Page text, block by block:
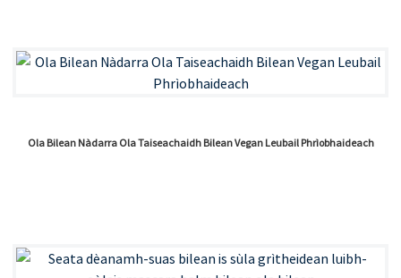
Ola Bilean Nàdarra Ola Taiseachaidh Bilean Vegan Leubail Phrìobhaideach